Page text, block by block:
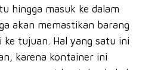
hingga masuk ke dalam
akan memastikan barang
ke tujuan. Hal yang satu ini
karena kontainer ini